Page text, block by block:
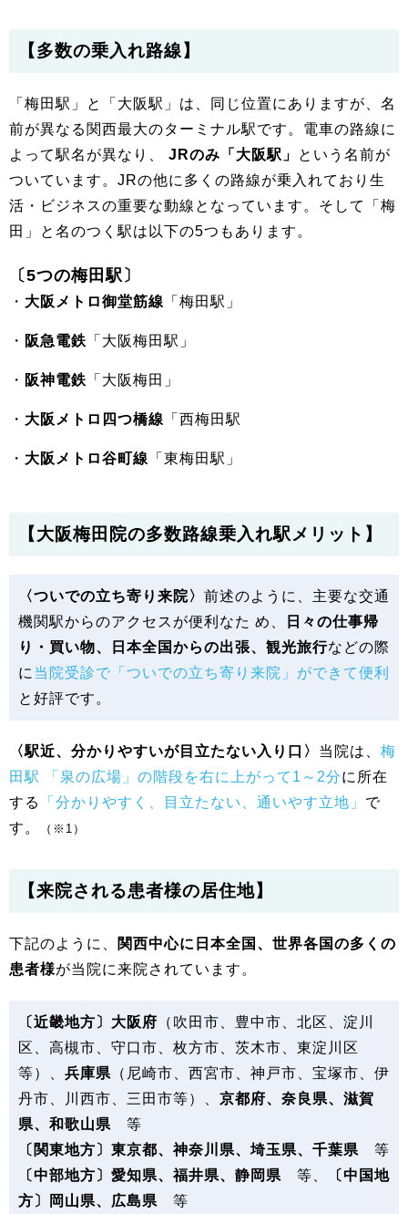
【多数の乗入れ路線】
「梅田駅」と「大阪駅」は、同じ位置にありますが、名
前が異なる関西最大のターミナル駅です。電車の路線に
よって駅名が異なり、
JRのみ「大阪駅」
という名前が
ついています。JRの他に多くの路線が乗入れており生
活・ビジネスの重要な動線となっています。そして「梅
田」と名のつく駅は以下の5つもあります。
〔5つの梅田駅〕
・ 大阪メトロ御堂筋線 「梅田駅」
・ 阪急電鉄 「大阪梅田駅」
・ 阪神電鉄 「大阪梅田」
・ 大阪メトロ四つ橋線 「西梅田駅
・ 大阪メトロ谷町線 「東梅田駅」
【大阪梅田院の多数路線乗入れ駅メリット】
〈ついでの立ち寄り来院〉 前述のように、主要な交通
機関駅からのアクセスが便利なた め、
日々の仕事帰
り・買い物、日本全国からの出張、観光旅行などの際
に当院受診で「ついでの立ち寄り来院」ができて便利
と好評です。
〈駅近、分かりやすいが目立たない入り口〉 当院は、 梅
田駅 「泉の広場」の階段を右に上がって1～2分に所在
する
「分かりやすく、目立たない、通いやす立地」 で
す。
（※1）
【来院される患者様の居住地】
下記のように、
関西中心に日本全国、世界各国の多くの
患者様が当院に来院されています。
〔近畿地方〕大阪府 （吹田市、豊中市、北区、淀川
区、高槻市、守口市、枚方市、茨木市、東淀川区
等）、 兵庫県 （尼崎市、西宮市、神戸市、宝塚市、伊
丹市、川西市、三田市等）、 京都府、奈良県、滋賀
県、和歌山県 等
〔関東地方〕東京都、神奈川県、埼玉県、千葉県 等
〔中部地方〕愛知県、福井県、静岡県 等、
〔中国地
方〕岡山県、広島県 等